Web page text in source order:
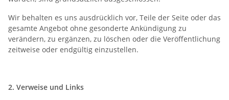
Wir behalten es uns ausdrücklich vor, Teile der Seite oder das
gesamte Angebot ohne gesonderte Ankündigung zu
verändern, zu ergänzen, zu löschen oder die Veröffentlichung
zeitweise oder endgültig einzustellen.
2. Verweise und Links